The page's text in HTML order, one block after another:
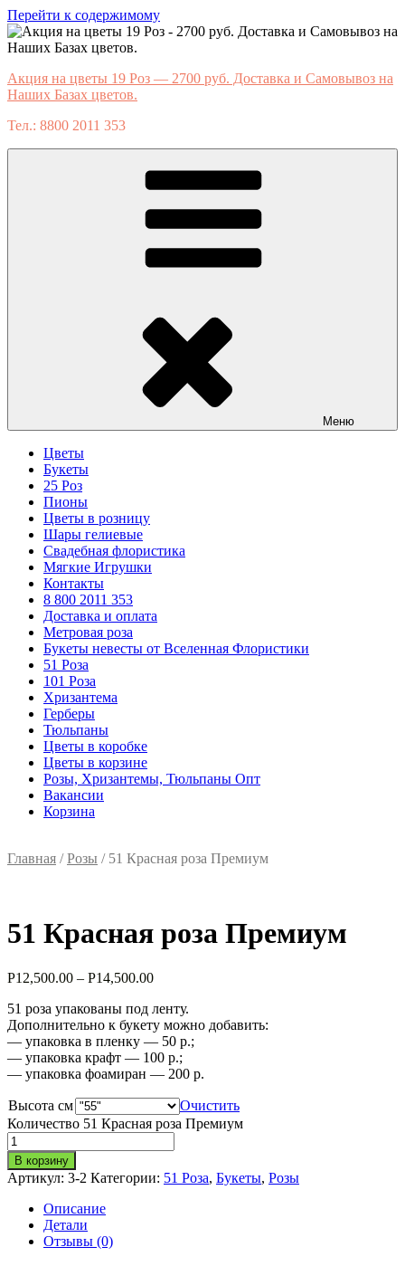
Перейти к содержимому
Акция на цветы 19 Роз — 2700 руб. Доставка и Самовывоз на
Наших Базах цветов.
Тел.: 8800 2011 353
Меню
Цветы
Букеты
25 Роз
Пионы
Цветы в розницу
Шары гелиевые
Свадебная флористика
Мягкие Игрушки
Контакты
8 800 2011 353
Доставка и оплата
Метровая роза
Букеты невесты от Вселенная Флористики
51 Роза
101 Роза
Хризантема
Герберы
Тюльпаны
Цветы в коробке
Цветы в корзине
Розы, Хризантемы, Тюльпаны Опт
Вакансии
Корзина
Главная /Розы / 51 Красная роза Премиум
51 Красная роза Премиум
Р12,500.00 – Р14,500.00
51 роза упакованы под ленту.
Дополнительно к букету можно добавить:
— упаковка в пленку — 50 р.;
— упаковка крафт — 100 р.;
— упаковка фоамиран — 200 р.
Высота см
Очистить
Количество 51 Красная роза Премиум
В корзину
Артикул: 3-2 Категории: 51 Роза, Букеты, Розы
Описание
Детали
Отзывы (0)